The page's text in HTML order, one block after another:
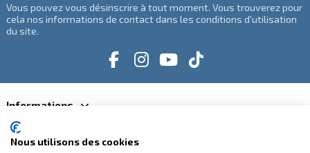
Vous pouvez vous désinscrire à tout moment. Vous trouverez pour
cela nos informations de contact dans les conditions d'utilisation
du site.
Informations
Catégories
Nous utilisons des cookies